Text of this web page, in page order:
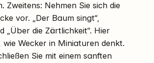
Zweitens: Nehmen Sie sich die
vor. „Der Baum singt“,
„Über die Zärtlichkeit“. Hier
wie Wecker in Miniaturen denkt.
Sie mit einem sanften